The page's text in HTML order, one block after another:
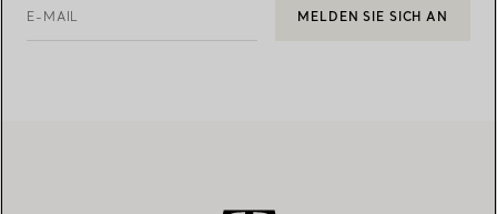
E-MAIL MELDEN SIE SICH AN